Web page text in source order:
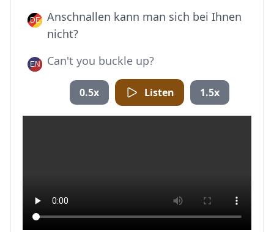
Anschnallen kann man sich bei Ihnen
nicht?
Can't you buckle up?
0.5x Listen 1.5x